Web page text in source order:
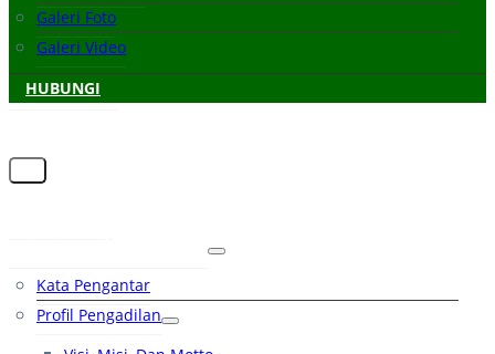
Galeri Foto
Galeri Video
HUBUNGI
Kata Pengantar
Profil Pengadilan